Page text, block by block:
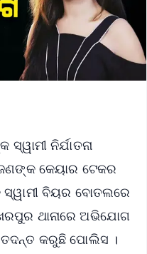
ନିର୍ଯାତନା
କେୟାର ଟେକର
ସ୍ୱାମୀ ବିୟର ବୋତଲରେ
ଥାନାରେ ଅଭିଯୋଗ
କରୁଛି ପୋଲିସ ।